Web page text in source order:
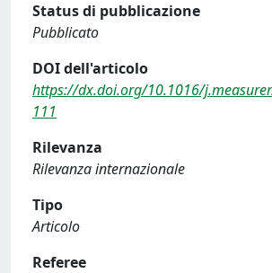
Status di pubblicazione
Pubblicato
DOI dell'articolo
https://dx.doi.org/10.1016/
111
Rilevanza
Rilevanza internazionale
Tipo
Articolo
Referee